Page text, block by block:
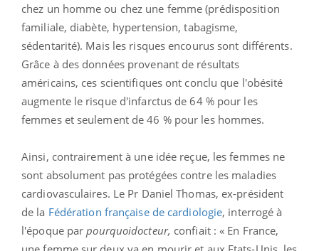
chez un homme ou chez une femme (prédisposition
familiale, diabète, hypertension, tabagisme,
sédentarité). Mais les risques encourus sont différents.
Grâce à des données provenant de résultats
américains, ces scientifiques ont conclu que l'obésité
augmente le risque d'infarctus de 64 % pour les
femmes et seulement de 46 % pour les hommes.
Ainsi, contrairement à une idée reçue, les femmes ne
sont absolument pas protégées contre les maladies
cardiovasculaires. Le Pr Daniel Thomas, ex-président
de la Fédération française de cardiologie, interrogé à
l'époque parpourquoidocteur, confiait : « En France,